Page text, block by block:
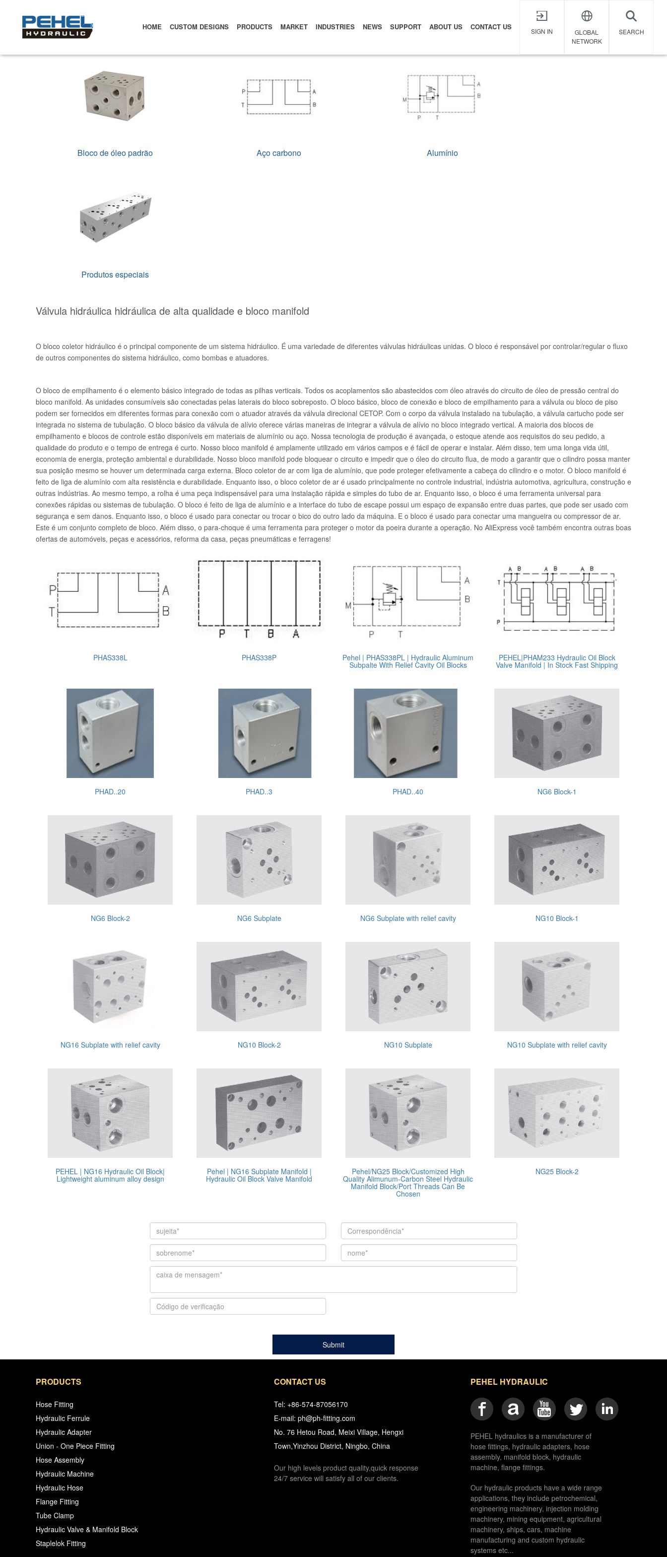
SIGN IN
GLOBAL
NETWORK
SEARCH
HOME CUSTOM DESIGNS PRODUCTS MARKET INDUSTRIES NEWS SUPPORT ABOUT US CONTACT US
Bloco de óleo padrão Aço carbono Alumínio
Produtos especiais
Válvula hidráulica hidráulica de alta qualidade e bloco manifold
O bloco coletor hidráulico é o principal componente de um sistema hidráulico. É uma variedade de diferentes válvulas hidráulicas unidas. O bloco é responsável por controlar/regular o fluxo
de outros componentes do sistema hidráulico, como bombas e atuadores.
O bloco de empilhamento é o elemento básico integrado de todas as pilhas verticais. Todos os acoplamentos são abastecidos com óleo através do circuito de óleo de pressão central do
bloco manifold. As unidades consumíveis são conectadas pelas laterais do bloco sobreposto. O bloco básico, bloco de conexão e bloco de empilhamento para a válvula ou bloco de piso
podem ser fornecidos em diferentes formas para conexão com o atuador através da válvula direcional CETOP. Com o corpo da válvula instalado na tubulação, a válvula cartucho pode ser
integrada no sistema de tubulação. O bloco básico da válvula de alívio oferece várias maneiras de integrar a válvula de alívio no bloco integrado vertical. A maioria dos blocos de
empilhamento e blocos de controle estão disponíveis em materiais de alumínio ou aço. Nossa tecnologia de produção é avançada, o estoque atende aos requisitos do seu pedido, a
qualidade do produto e o tempo de entrega é curto. Nosso bloco manifold é amplamente utilizado em vários campos e é fácil de operar e instalar. Além disso, tem uma longa vida útil,
economia de energia, proteção ambiental e durabilidade. Nosso bloco manifold pode bloquear o circuito e impedir que o óleo do circuito flua, de modo a garantir que o cilindro possa manter
sua posição mesmo se houver um determinada carga externa. Bloco coletor de ar com liga de alumínio, que pode proteger efetivamente a cabeça do cilindro e o motor. O bloco manifold é
feito de liga de alumínio com alta resistência e durabilidade. Enquanto isso, o bloco coletor de ar é usado principalmente no controle industrial, indústria automotiva, agricultura, construção e
outras indústrias. Ao mesmo tempo, a rolha é uma peça indispensável para uma instalação rápida e simples do tubo de ar. Enquanto isso, o bloco é uma ferramenta universal para
conexões rápidas ou sistemas de tubulação. O bloco é feito de liga de alumínio e a interface do tubo de escape possui um espaço de expansão entre duas partes, que pode ser usado com
segurança e sem danos. Enquanto isso, o bloco é usado para conectar ou trocar o bico do outro lado da máquina. E o bloco é usado para conectar uma mangueira ou compressor de ar.
Este é um conjunto completo de bloco. Além disso, o para-choque é uma ferramenta para proteger o motor da poeira durante a operação. No AliExpress você também encontra outras boas
ofertas de automóveis, peças e acessórios, reforma da casa, peças pneumáticas e ferragens!
PHAS338L PHAS338P Pehel | PHAS338PL | Hydraulic Aluminum
Subpalte With Relief Cavity Oil Blocks
PEHEL|PHAM233 Hydraulic Oil Block
Valve Manifold | In Stock Fast Shipping
PHAD..20 PHAD..3 PHAD..40 NG6 Block-1
NG6 Block-2 NG6 Subplate NG6 Subplate with relief cavity NG10 Block-1
NG16 Subplate with relief cavity NG10 Block-2 NG10 Subplate NG10 Subplate with relief cavity
PEHEL | NG16 Hydraulic Oil Block|
Lightweight aluminum alloy design
Pehel | NG16 Subplate Manifold |
Hydraulic Oil Block Valve Manifold
Pehel/NG25 Block/Customized High
Quality Alimunum-Carbon Steel Hydraulic
Manifold Block/Port Threads Can Be
Chosen
NG25 Block-2
PRODUCTS
Hose Fitting
Hydraulic Ferrule
Hydraulic Adapter
Union - One Piece Fitting
Hose Assembly
Hydraulic Machine
Hydraulic Hose
Flange Fitting
Tube Clamp
Hydraulic Valve & Manifold Block
Staplelok Fitting
CONTACT US
Tel: +86-574-87056170
E-mail: ph@ph-fitting.com
No. 76 Hetou Road, Meixi Village, Hengxi
Town,Yinzhou District, Ningbo, China
Our high levels product quality,quick response
24/7 service will satisfy all of our clients.
PEHEL HYDRAULIC
PEHEL hydraulics is a manufacturer of
hose fittings, hydraulic adapters, hose
assembly, manifold block, hydraulic
machine, flange fittings.
Our hydraulic products have a wide range
applications, they include petrochemical,
engineering machinery, injection molding
machinery, mining equipment, agricultural
machinery, ships, cars, machine
manufacturing and custom hydraulic
systems etc...